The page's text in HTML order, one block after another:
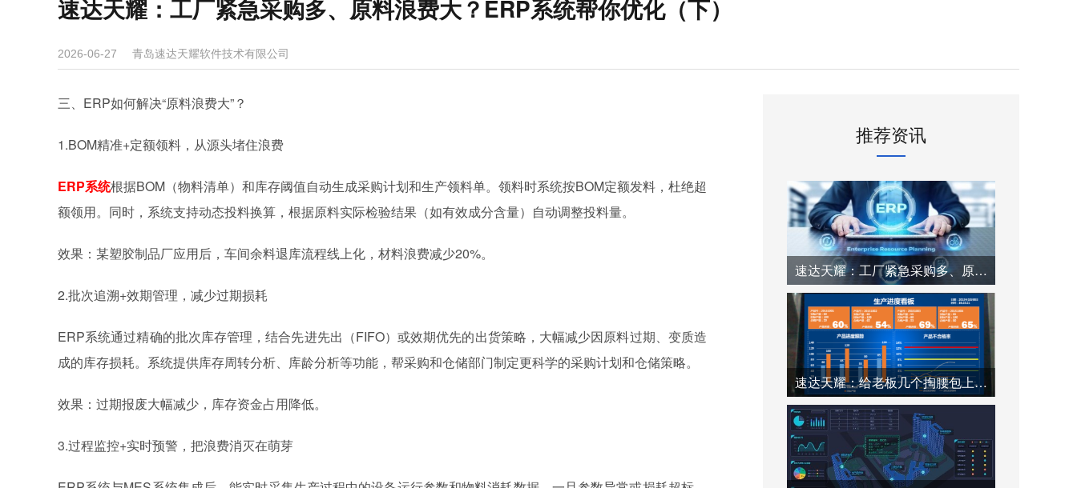
速达天耀：工厂紧急采购多、原料浪费大？ERP系统帮你优化（下）
2026-06-27 青岛速达天耀软件技术有限公司
三、ERP如何解决“原料浪费大”？
1.BOM精准+定额领料，从源头堵住浪费
ERP系统根据BOM（物料清单）和库存阈值自动生成采购计划和生产领料单。领料时系统按BOM定额发料，杜绝超
额领用。同时，系统支持动态投料换算，根据原料实际检验结果（如有效成分含量）自动调整投料量。
效果：某塑胶制品厂应用后，车间余料退库流程线上化，材料浪费减少20%。
2.批次追溯+效期管理，减少过期损耗
ERP系统通过精确的批次库存管理，结合先进先出（FIFO）或效期优先的出货策略，大幅减少因原料过期、变质造
成的库存损耗。系统提供库存周转分析、库龄分析等功能，帮采购和仓储部门制定更科学的采购计划和仓储策略。
效果：过期报废大幅减少，库存资金占用降低。
3.过程监控+实时预警，把浪费消灭在萌芽
推荐资讯
速达天耀：工厂紧急采购多、原料浪费大？ERP系统帮你优化（下）
速达天耀：给老板几个掏腰包上MES系统的理由